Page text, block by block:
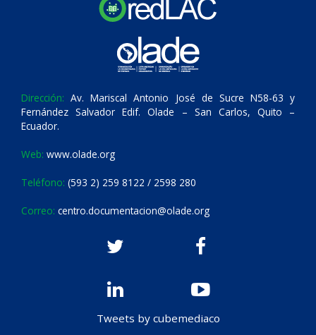
Dirección: Av. Mariscal Antonio José de Sucre N58-63 y
Fernández Salvador Edif. Olade – San Carlos, Quito –
Ecuador.
Web: www.olade.org
Teléfono: (593 2) 259 8122 / 2598 280
Correo: centro.documentacion@olade.org
Tweets by cubemediaco